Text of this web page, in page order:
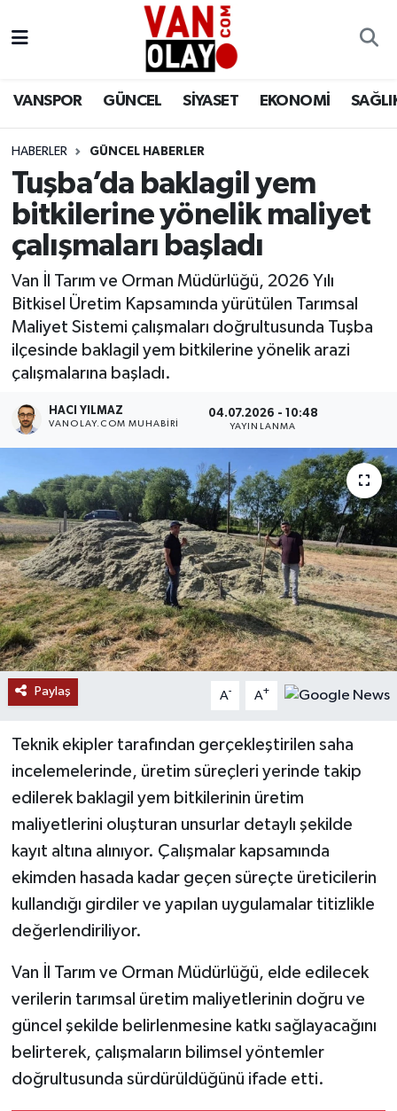
VANSPOR GÜNCEL SİYASET EKONOMİ
HABERLER GÜNCEL HABERLER
Tuşba’da baklagil yem
bitkilerine yönelik maliyet
çalışmaları başladı
Van İl Tarım ve Orman Müdürlüğü, 2026 Yılı
Bitkisel Üretim Kapsamında yürütülen Tarımsal
Maliyet Sistemi çalışmaları doğrultusunda Tuşba
ilçesinde baklagil yem bitkilerine yönelik arazi
çalışmalarına başladı.
HACI YILMAZ
VANOLAY.COM MUHABIRI
04.07.2026 - 10:48
YAYINLANMA
Paylaş A- A+
Teknik ekipler tarafından gerçekleştirilen saha
incelemelerinde, üretim süreçleri yerinde takip
edilerek baklagil yem bitkilerinin üretim
maliyetlerini oluşturan unsurlar detaylı şekilde
kayıt altına alınıyor. Çalışmalar kapsamında
ekimden hasada kadar geçen süreçte üreticilerin
kullandığı girdiler ve yapılan uygulamalar titizlikle
değerlendiriliyor.
Van İl Tarım ve Orman Müdürlüğü, elde edilecek
verilerin tarımsal üretim maliyetlerinin doğru ve
güncel şekilde belirlenmesine katkı sağlayacağını
belirterek, çalışmaların bilimsel yöntemler
doğrultusunda sürdürüldüğünü ifade etti.
Siyaset
Ekonomi
Sağlık
Eğitim
Bilim & Teknoloji
Dünya
RESMİ İLANLAR
Van Nöbetçi Eczaneler
Van Namaz Vakitleri
Van Trafik Yoğunluk Haritası
Süper Lig Puan Durumu ve Fikstür
Tüm Manşetler
Son Dakika Haberleri
Haber Arşivi